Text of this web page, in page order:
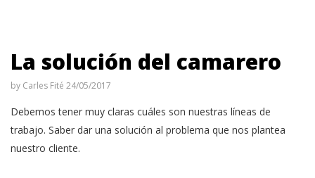
La solución del camarero
by Carles Fité 24/05/2017
Debemos tener muy claras cuáles son nuestras líneas de
trabajo. Saber dar una solución al problema que nos plantea
nuestro cliente.